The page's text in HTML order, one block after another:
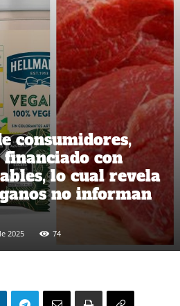
consumidores,
con
lo cual revela
no informan
2025 74